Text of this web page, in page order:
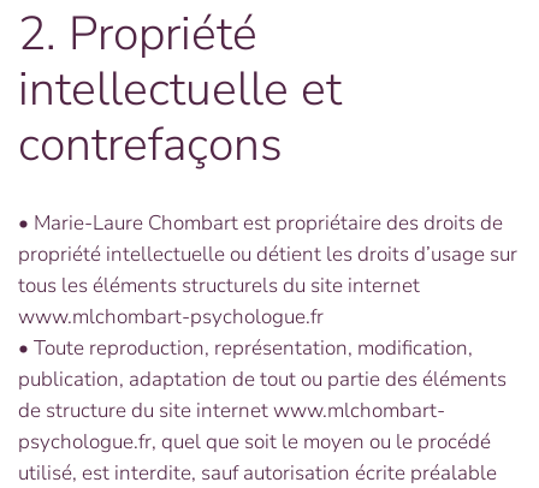
2. Propriété
intellectuelle et
contrefaçons
• Marie-Laure Chombart est propriétaire des droits de
propriété intellectuelle ou détient les droits d’usage sur
tous les éléments structurels du site internet
www.mlchombart-psychologue.fr
• Toute reproduction, représentation, modification,
publication, adaptation de tout ou partie des éléments
de structure du site internet www.mlchombart-
psychologue.fr, quel que soit le moyen ou le procédé
utilisé, est interdite, sauf autorisation écrite préalable